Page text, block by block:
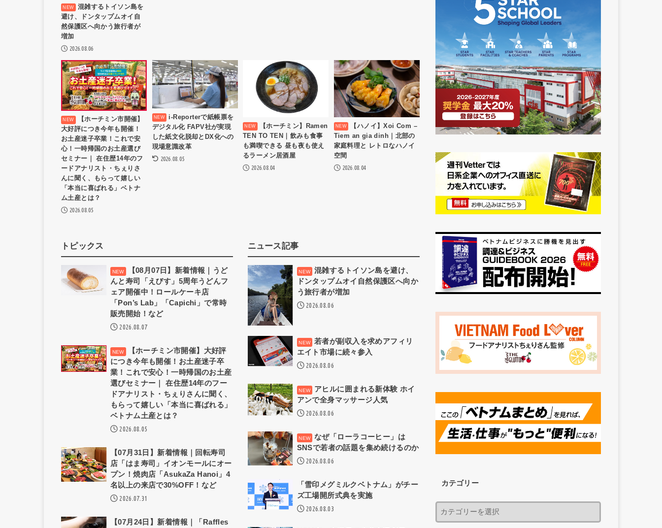
混雑するトイソン島を
避け、ドンタップムオイ自
然保護区へ向かう旅行者が
増加
2026.08.06
【ホーチミン市開催】
大好評につき今年も開催！
お土産迷子卒業！これで安
心！一時帰国のお土産選び
セミナー｜ 在住歴14年のフ
ードアナリスト・ちぇりさ
んに聞く、もらって嬉しい
「本当に喜ばれる」ベトナ
ム土産とは？
2026.08.05
i-Reporterで紙帳票を
デジタル化 FAPV社が実現
した紙文化脱却とDX化への
現場意識改革
2026.08.05
【ホーチミン】Ramen
TEN TO TEN｜飲みも食事
も満喫できる 昼も夜も使え
るラーメン居酒屋
2026.08.04
【ハノイ】Xoi Com –
Tiem an gia dinh｜北部の
家庭料理と レトロなハノイ
空間
2026.08.04
トピックス
【08月07日】新着情報｜うど
んと寿司「えびす」5周年うどんフ
ェア開催中！ロールケーキ店
「Pon’s Lab」「Capichi」で常時
販売開始！など
2026.08.07
【ホーチミン市開催】大好評
につき今年も開催！お土産迷子卒
業！これで安心！一時帰国のお土産
選びセミナー｜ 在住歴14年のフー
ドアナリスト・ちぇりさんに聞く、
もらって嬉しい「本当に喜ばれる」
ベトナム土産とは？
2026.08.05
【07月31日】新着情報｜回転寿司
店「はま寿司」イオンモールにオー
プン！焼肉店「AsukaZa Hanoi」4
名以上の来店で30%OFF！など
2026.07.31
【07月24日】新着情報｜「Raffles
ニュース記事
混雑するトイソン島を避け、
ドンタップムオイ自然保護区へ向か
う旅行者が増加
2026.08.06
若者が副収入を求めアフィリ
エイト市場に続々参入
2026.08.06
アヒルに囲まれる新体験 ホイ
アンで全身マッサージ人気
2026.08.06
なぜ「ローラコーヒー」は
SNSで若者の話題を集め続けるのか
2026.08.06
「雪印メグミルクベトナム」がチー
ズ工場開所式典を実施
2026.08.03
カテゴリー